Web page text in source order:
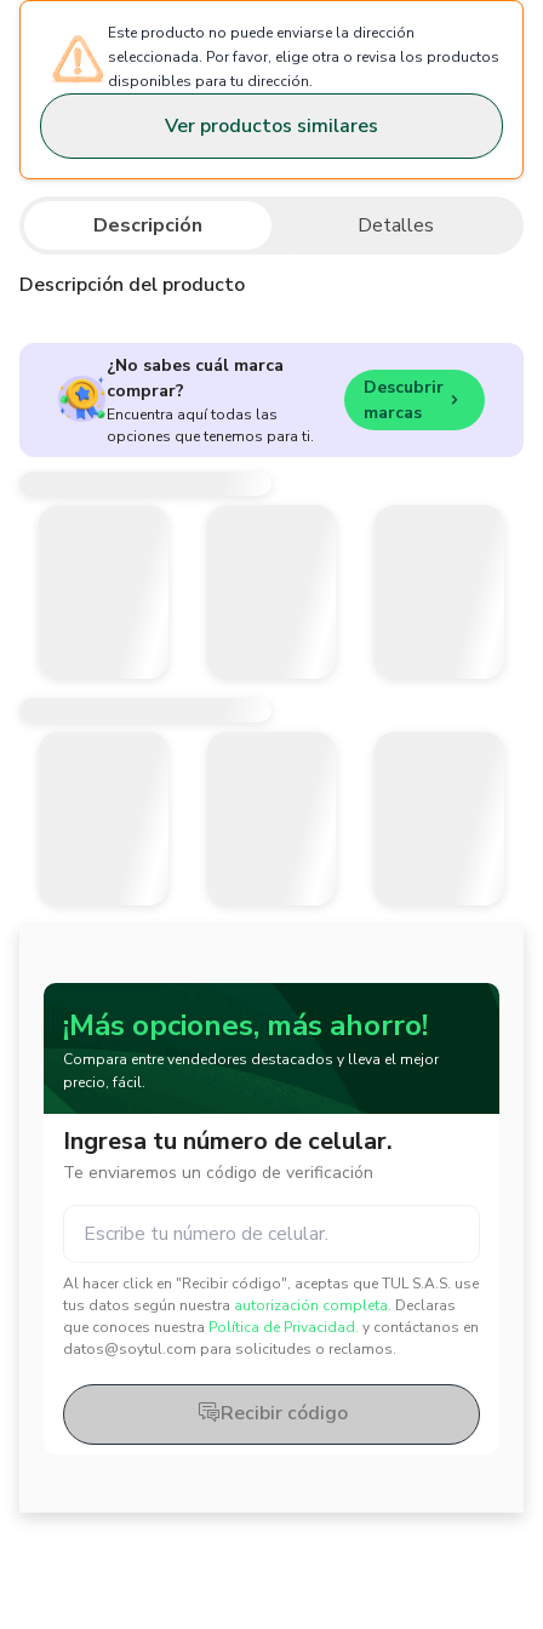
Este producto no puede enviarse la dirección
seleccionada. Por favor, elige otra o revisa los productos
disponibles para tu dirección.
Ver productos similares
Descripción Detalles
Descripción del producto
¿No sabes cuál marca
comprar?
Encuentra aquí todas las
opciones que tenemos para ti.
Descubrir
marcas
¡Más opciones, más ahorro!
Compara entre vendedores destacados y lleva el mejor
precio, fácil.
Ingresa tu número de celular.
Te enviaremos un código de verificación
Al hacer click en "Recibir código", aceptas que TUL S.A.S. use
tus datos según nuestra autorización completa. Declaras
que conoces nuestra Política de Privacidad. y contáctanos en
datos@soytul.com para solicitudes o reclamos.
✕
✕
Recibir código